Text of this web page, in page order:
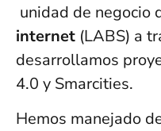
unidad de negocio
internet (LABS) a
desarrollamos
4.0 y Smarcities.
Hemos manejado